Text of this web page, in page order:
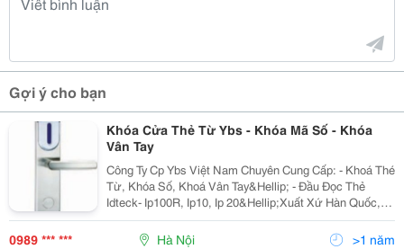
Gợi ý cho bạn
Khóa Cửa Thẻ Từ Ybs - Khóa Mã Số - Khóa
Vân Tay
Công Ty Cp Ybs Việt Nam Chuyên Cung Cấp: - Khoá Thé
Từ, Khóa Số, Khoá Vân Tay&Hellip; - Đầu Đọc Thẻ
Idteck- Ip100R, Ip10, Ip 20&Hellip;Xuất Xứ Hàn Quốc,
Kiểm Soát Ra Vào Cho Thang Máy. - Thẻ Atm, Thẻ Sinh
Viên&Hellip;Chúng Tôi Luôn Mang Đến
0989 *** *** Hà Nội >1 năm